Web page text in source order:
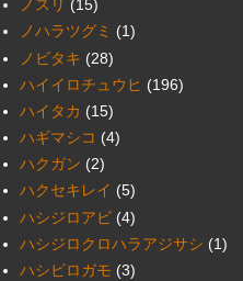
ノスリ (15)
ノハラツグミ (1)
ノビタキ (28)
ハイイロチュウヒ (196)
ハイタカ (15)
ハギマシコ (4)
ハクガン (2)
ハクセキレイ (5)
ハシジロアビ (4)
ハシジロクロハラアジサシ (1)
ハシビロガモ (3)